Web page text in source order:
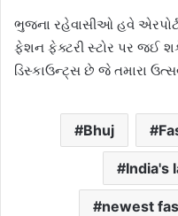
ભુજના રહેવાસીઓ હવે
ફેશન ફેક્ટરી સ્ટોર પર જઈ
ડિસ્કાઉન્ટ્સ છે જે તમારા
Bhuj
India's
newest